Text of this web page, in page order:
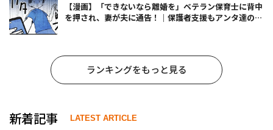
【漫画】「できないなら離婚を」ベテラン保育士に背中
を押され、妻が夫に通告！｜保護者支援もアンタ達の仕
ランキングをもっと見る
新着記事 LATEST ARTICLE